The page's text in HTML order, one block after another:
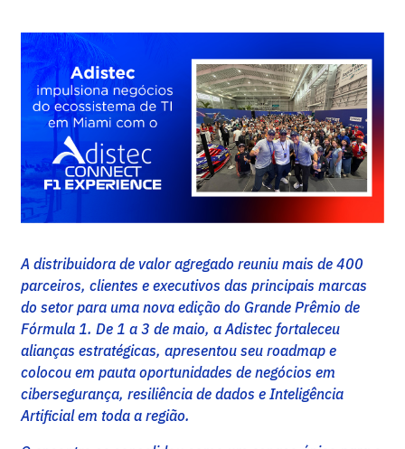
A distribuidora de valor agregado reuniu mais de 400
parceiros, clientes e executivos das principais marcas
do setor para uma nova edição do Grande Prêmio de
Fórmula 1. De 1 a 3 de maio, a Adistec fortaleceu
alianças estratégicas, apresentou seu roadmap e
colocou em pauta oportunidades de negócios em
cibersegurança, resiliência de dados e Inteligência
Artificial em toda a região.